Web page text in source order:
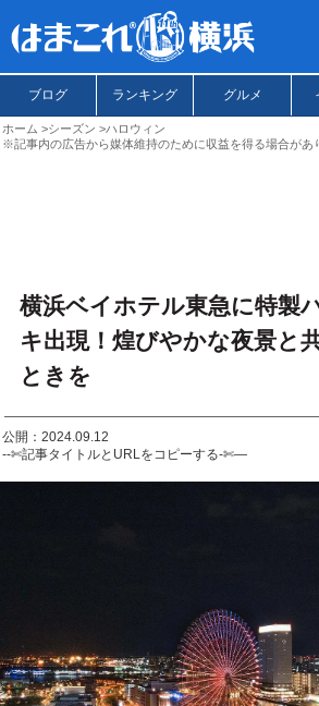
ブログ ランキング グルメ
ホーム シーズン
ハロウィン
※記事内の広告から媒体維持のために収益を得る場合があ
横浜ベイホテル東急に特製
キ出現！煌びやかな夜景と
ときを
公開：2024.09.12
--✄記事タイトルとURLをコピーする-✄—